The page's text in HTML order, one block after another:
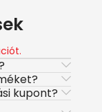
kupont?